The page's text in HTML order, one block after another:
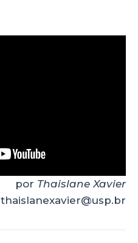
por Thaislane Xavier
thaislanexavier@usp.br